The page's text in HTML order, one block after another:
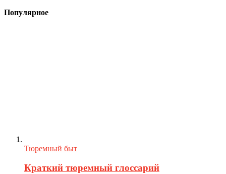
Популярное
Тюремный быт
Краткий тюремный глоссарий